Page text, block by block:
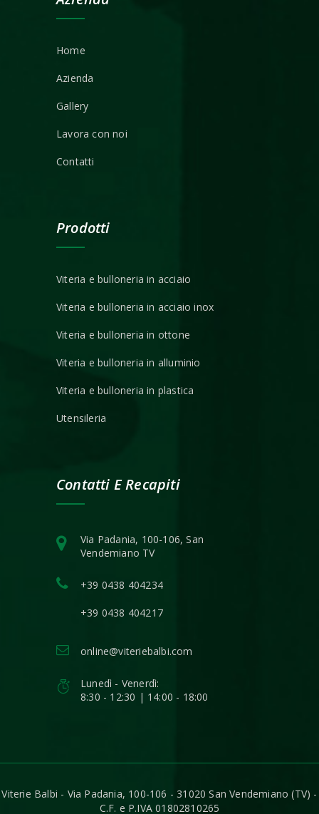
Home
Azienda
Gallery
Lavora con noi
Contatti
Prodotti
Viteria e bulloneria in acciaio
Viteria e bulloneria in acciaio inox
Viteria e bulloneria in ottone
Viteria e bulloneria in alluminio
Viteria e bulloneria in plastica
Utensileria
Contatti E Recapiti
Via Padania, 100-106, San
Vendemiano TV
+39 0438 404234
+39 0438 404217
online@viteriebalbi.com
Lunedì - Venerdì:
8:30 - 12:30 | 14:00 - 18:00
Viterie Balbi - Via Padania, 100-106 - 31020 San Vendemiano (TV) -
C.F. e P.IVA 01802810265